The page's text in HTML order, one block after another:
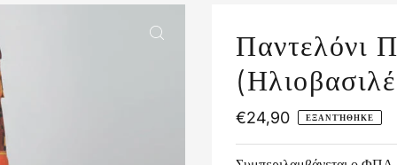
Παντελόνι
Κανονική
Τιμή
€24,90 ΕΞΑΝΤΉΘΗΚΕ